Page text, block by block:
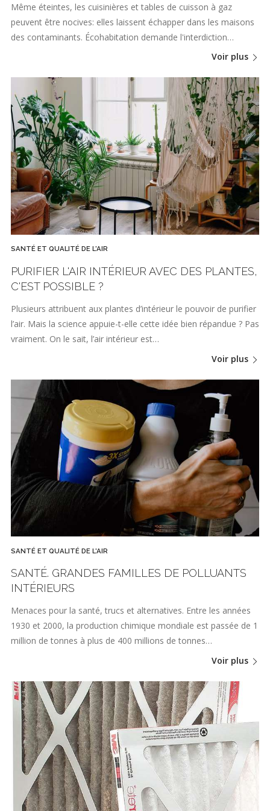
Même éteintes, les cuisinières et tables de cuisson à gaz
peuvent être nocives: elles laissent échapper dans les maisons
des contaminants. Écohabitation demande l'interdiction…
Voir plus
SANTÉ ET QUALITÉ DE L'AIR
PURIFIER L'AIR INTÉRIEUR AVEC DES PLANTES,
C'EST POSSIBLE ?
Plusieurs attribuent aux plantes d’intérieur le pouvoir de purifier
l’air. Mais la science appuie-t-elle cette idée bien répandue ? Pas
vraiment. On le sait, l’air intérieur est…
Voir plus
SANTÉ ET QUALITÉ DE L'AIR
SANTÉ. GRANDES FAMILLES DE POLLUANTS
INTÉRIEURS
Menaces pour la santé, trucs et alternatives. Entre les années
1930 et 2000, la production chimique mondiale est passée de 1
million de tonnes à plus de 400 millions de tonnes…
Voir plus